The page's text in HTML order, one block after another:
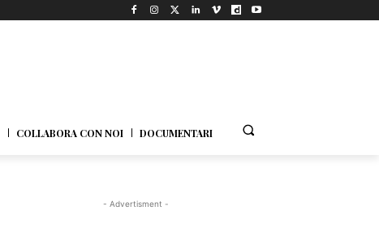
COLLABORA CON NOI DOCUMENTARI
- Advertisment -